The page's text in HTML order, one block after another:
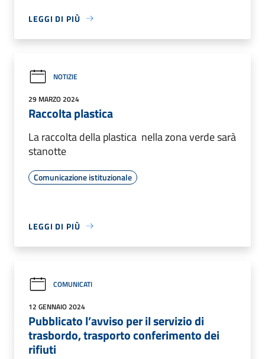
LEGGI DI PIÙ
NOTIZIE
29 MARZO 2024
Raccolta plastica
La raccolta della plastica nella zona verde sarà
stanotte
Comunicazione istituzionale
LEGGI DI PIÙ
COMUNICATI
12 GENNAIO 2024
Pubblicato l’avviso per il servizio di
trasbordo, trasporto conferimento dei
rifiuti